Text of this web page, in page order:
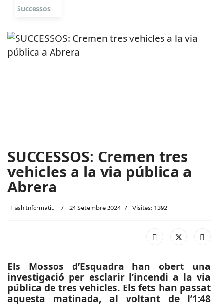
Successos
SUCCESSOS: Cremen tres
vehicles a la via pública a
Abrera
Flash Informatiu 24 Setembre 2024 Visites: 1392
Els Mossos d’Esquadra han obert una
investigació per esclarir l’incendi a la via
pública de tres vehicles. Els fets han passat
aquesta matinada, al voltant de l’1:48